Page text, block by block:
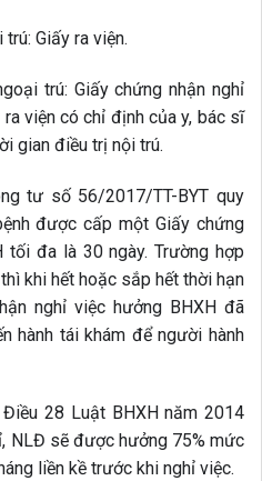
Giấy ra viện.
trú: Giấy chứng nhận nghỉ
viện có chỉ định của y, bác sĩ
gian điều trị nội trú.
tư số 56/2017/TT-BYT quy
được cấp một Giấy chứng
tối đa là 30 ngày. Trường hợp
khi hết hoặc sắp hết thời hạn
nghỉ việc hưởng BHXH đã
hành tái khám để người hành
28 Luật BHXH năm 2014
NLĐ sẽ được hưởng 75% mức
liền kề trước khi nghỉ việc.